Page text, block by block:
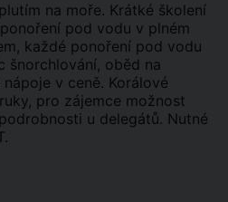
na moře. Krátké školení
pod vodu v plném
každé ponoření pod vodu
šnorchlování, oběd na
v ceně. Korálové
pro zájemce možnost
u delegátů. Nutné